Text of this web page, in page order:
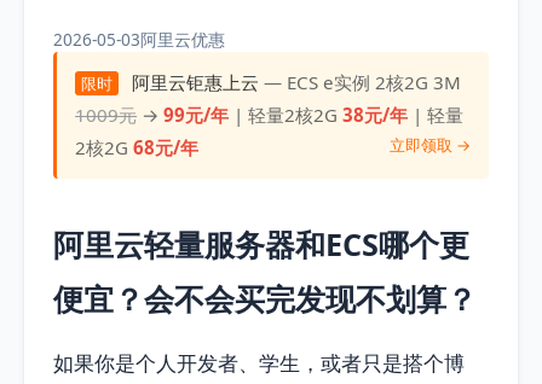
2026-05-03阿里云优惠
限时 阿里云钜惠上云 — ECS e实例 2核2G 3M
1009元 →99元/年 | 轻量2核2G38元/年 | 轻量
2核2G68元/年 立即领取 →
阿里云轻量服务器和ECS哪个更
便宜？会不会买完发现不划算？
如果你是个人开发者、学生，或者只是搭个博